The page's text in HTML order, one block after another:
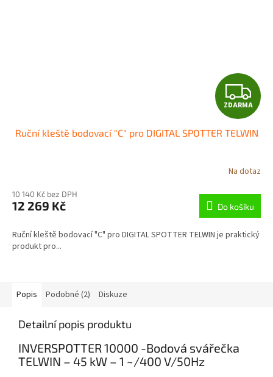
Z
D
A
R
M
A
ZDARMA
Ruční kleště bodovací "C" pro DIGITAL SPOTTER TELWIN
Na dotaz
10 140 Kč bez DPH
12 269 Kč Do košíku
Ruční kleště bodovací "C" pro DIGITAL SPOTTER TELWIN je praktický
produkt pro...
Popis Podobné (2) Diskuze
Detailní popis produktu
INVERSPOTTER 10000 -Bodová svářečka
TELWIN – 45 kW – 1 ~/400 V/50Hz